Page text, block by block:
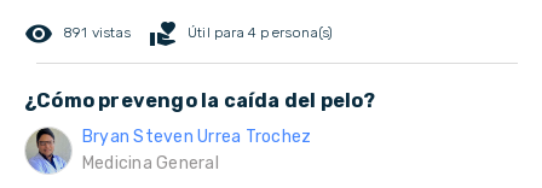
remove_red_eye 891 vistas volunteer_activism Útil para 4 persona(s)
¿Cómo prevengo la caída del pelo?
Bryan Steven Urrea Trochez
Medicina General